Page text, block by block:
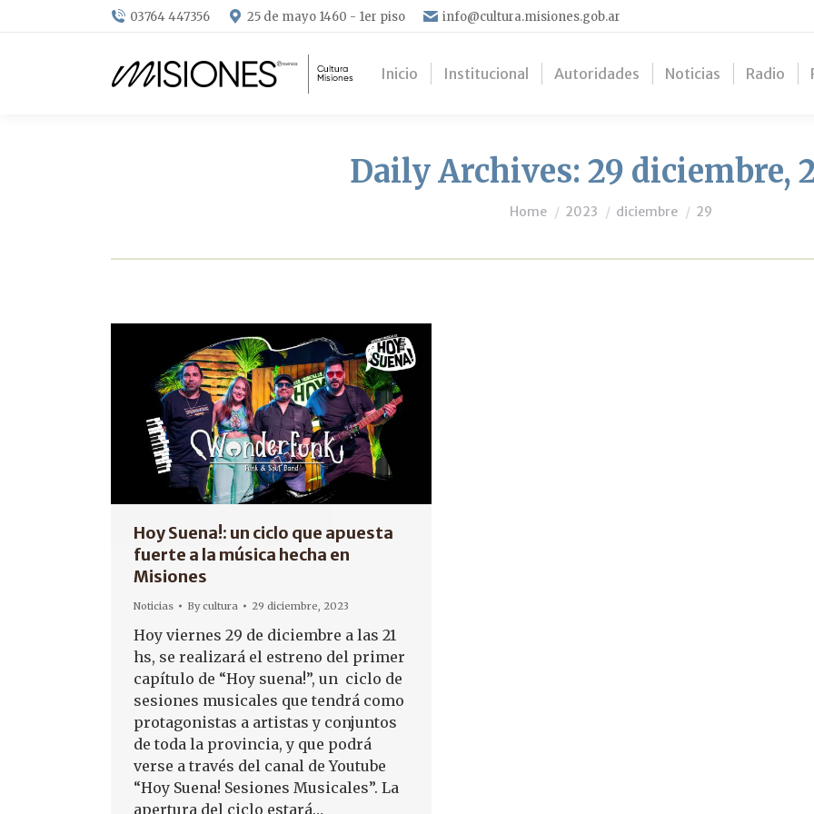
03764 447356 25 de mayo 1460 - 1er piso info@cultura.misiones.gob.ar
Inicio Institucional Autoridades Noticias Radio
Daily Archives: 29 diciembre,
You are here:
Home 2023 diciembre 29
Hoy Suena!: un ciclo que apuesta
fuerte a la música hecha en
Misiones
Noticias Bycultura 29 diciembre, 2023
Hoy viernes 29 de diciembre a las 21
hs, se realizará el estreno del primer
capítulo de “Hoy suena!”, un ciclo de
sesiones musicales que tendrá como
protagonistas a artistas y conjuntos
de toda la provincia, y que podrá
verse a través del canal de Youtube
“Hoy Suena! Sesiones Musicales”. La
apertura del ciclo estará…